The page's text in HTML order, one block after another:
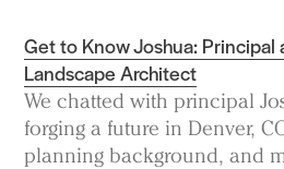
Get to Know Joshua: Principal
Landscape Architect
We chatted with principal
forging a future in Denver,
planning background, and